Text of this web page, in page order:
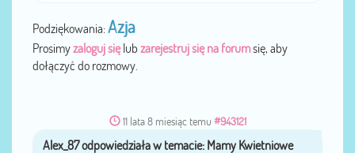
Podziękowania:Azja
Prosimyzaloguj sięlub zarejestruj się na forumsię, aby
dołączyć do rozmowy.
11 lata 8 miesiąc temu #943121
przezAlex_87